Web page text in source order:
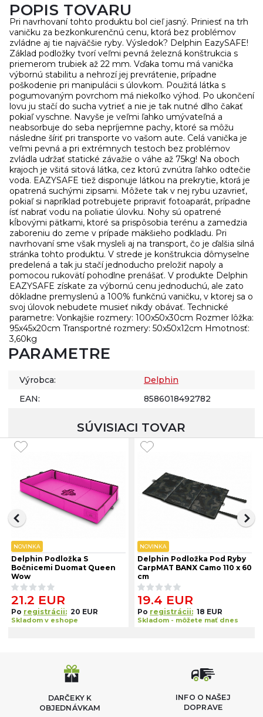
POPIS TOVARU
Pri navrhovaní tohto produktu bol cieľ jasný. Priniesť na trh
vaničku za bezkonkurenčnú cenu, ktorá bez problémov
zvládne aj tie najväčšie ryby. Výsledok? Delphin EazySAFE!
Základ podložky tvorí veľmi pevná železná konštrukcia s
priemerom trubiek až 22 mm. Vďaka tomu má vanička
výbornú stabilitu a nehrozí jej prevrátenie, prípadne
poškodenie pri manipulácii s úlovkom. Použitá látka s
pogumovaným povrchom má niekoľko výhod. Po ukončení
lovu ju stačí do sucha vytrieť a nie je tak nutné dlho čakať
pokiaľ vyschne. Navyše je veľmi ľahko umývateľná a
neabsorbuje do seba nepríjemne pachy, ktoré sa môžu
následne šíriť pri transporte vo vašom aute. Celá vanička je
veľmi pevná a pri extrémnych testoch bez problémov
zvládla udržať statické závažie o váhe až 75kg! Na oboch
krajoch je všitá sitová látka, cez ktorú zvnútra ľahko odtečie
voda. EAZYSAFE tiež disponuje látkou na prekrytie, ktorá je
opatrená suchými zipsami. Môžete tak v nej rybu uzavrieť,
pokiaľ si napríklad potrebujete pripraviť fotoaparát, prípadne
ísť nabrať vodu na poliatie úlovku. Nohy sú opatrené
kĺbovými pätkami, ktoré sa prispôsobia terénu a zamedzia
zaboreniu do zeme v prípade mäkšieho podkladu. Pri
navrhovaní sme však mysleli aj na transport, čo je ďalšia silná
stránka tohto produktu. V strede je konštrukcia dômyselne
predelená a tak ju stačí jednoducho preložiť napoly a
pomocou rukovätí pohodlne prenášať. V produkte Delphin
EAZYSAFE získate za výbornú cenu jednoduchú, ale zato
dôkladne premyslenú a 100% funkčnú vaničku, v ktorej sa o
svoj úlovok nebudete musieť nikdy obávať. Technické
parametre: Vonkajšie rozmery: 100x50x30cm Rozmer lôžka:
95x45x20cm Transportné rozmery: 50x50x12cm Hmotnosť:
3,60kg
PARAMETRE
Výrobca:
Delphin
EAN:
8586018492782
SÚVISIACI TOVAR
NOVINKA
Delphin Podložka S
Bočnicemi Duomat Queen
Wow
21.2 EUR
Po registrácii: 20 EUR
Skladom v eshope
NOVINKA
Delphin Podložka Pod Ryby
CarpMAT BANX Camo 110 x 60
cm
19.4 EUR
Po registrácii: 18 EUR
Skladom - môžete mať dnes
DARČEKY K
OBJEDNÁVKAM
INFO O NAŠEJ
DOPRAVE